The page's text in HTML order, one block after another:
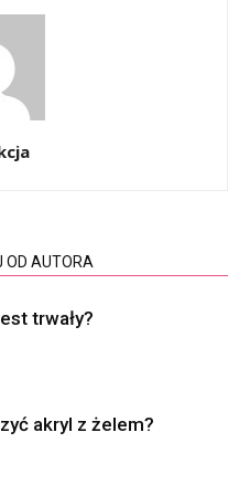
OD AUTORA
trwały?
akryl z żelem?